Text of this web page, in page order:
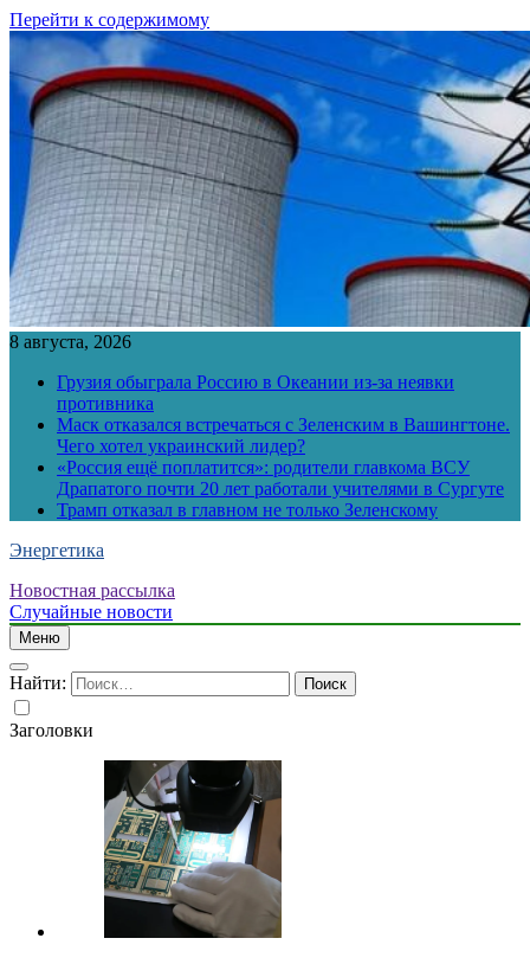
Перейти к содержимому
8 августа, 2026
Грузия обыграла Россию в Океании из-за неявки
противника
Маск отказался встречаться с Зеленским в Вашингтоне.
Чего хотел украинский лидер?
«Россия ещё поплатится»: родители главкома ВСУ
Драпатого почти 20 лет работали учителями в Сургуте
Трамп отказал в главном не только Зеленскому
Энергетика
Новостная рассылка
Случайные новости
Меню
Найти:
Заголовки